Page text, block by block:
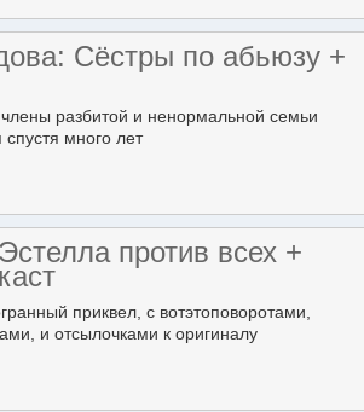
Сёстры по абьюзу +
разбитой и ненормальной семьи
много лет
против всех +
приквел, с вотэтоповоротами,
и отсылочками к оригиналу